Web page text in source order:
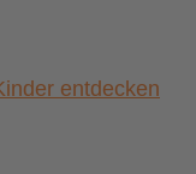
entdecken